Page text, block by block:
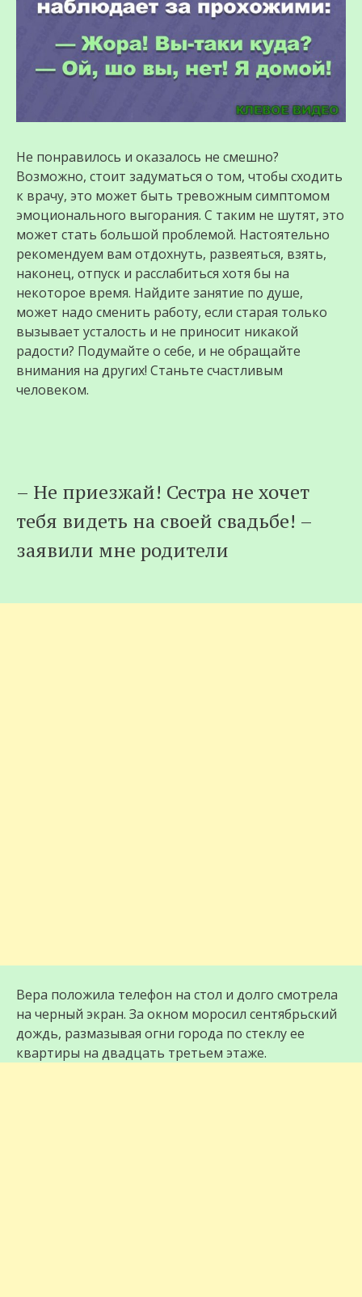
Не понравилось и оказалось не смешно?
Возможно, стоит задуматься о том, чтобы сходить
к врачу, это может быть тревожным симптомом
эмоционального выгорания. С таким не шутят, это
может стать большой проблемой. Настоятельно
рекомендуем вам отдохнуть, развеяться, взять,
наконец, отпуск и расслабиться хотя бы на
некоторое время. Найдите занятие по душе,
может надо сменить работу, если старая только
вызывает усталость и не приносит никакой
радости? Подумайте о себе, и не обращайте
внимания на других! Станьте счастливым
человеком.
– Не приезжай! Сестра не хочет
тебя видеть на своей свадьбе! –
заявили мне родители
Вера положила телефон на стол и долго смотрела
на черный экран. За окном моросил сентябрьский
дождь, размазывая огни города по стеклу ее
квартиры на двадцать третьем этаже.